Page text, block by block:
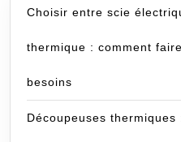
Choisir entre scie
thermique : comment
besoins
Découpeuses